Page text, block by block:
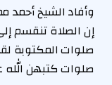
وأفاد الشيخ أحمد
صلوات المكتوبة
صلوات كتبهن الله